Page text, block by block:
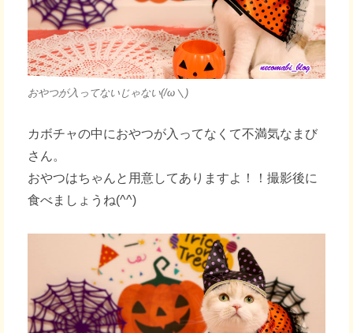
おやつが入ってないじゃない(/ω＼)
カボチャの中におやつが入ってなくて不満気なまび
さん。
おやつはちゃんと用意してありますよ！！撮影後に
食べましょうね(^^)